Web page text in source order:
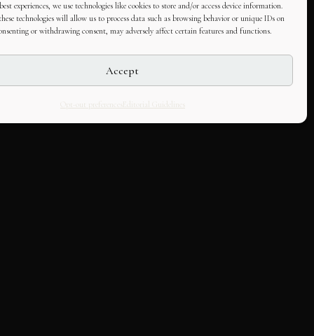
experiences, we use technologies like cookies to store and/or access device information.
technologies will allow us to process data such as browsing behavior or unique IDs on
or withdrawing consent, may adversely affect certain features and functions.
Accept
Opt-out preferencesEditorial Guidelines